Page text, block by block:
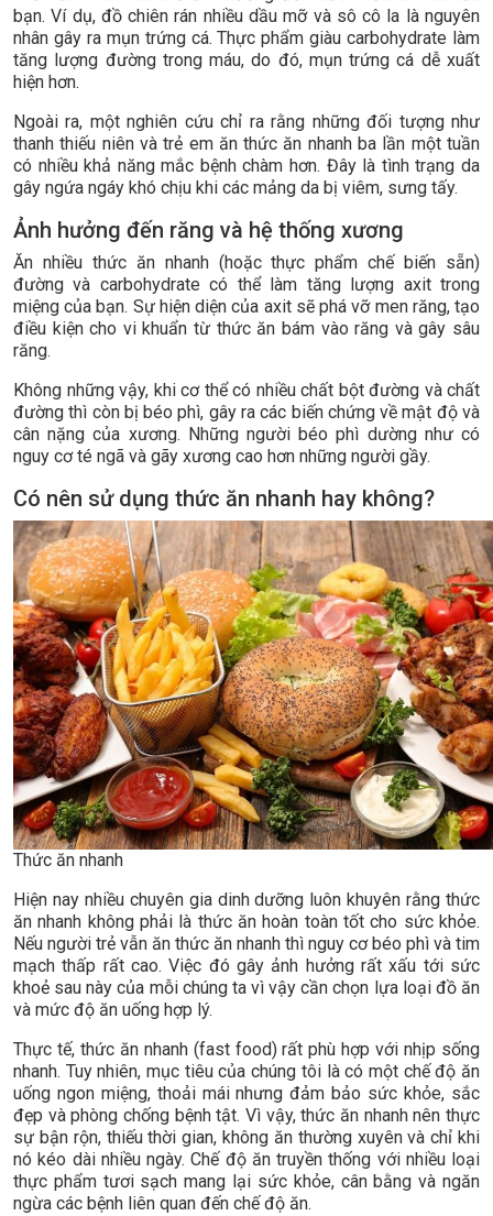
bạn. Ví dụ, đồ chiên rán nhiều dầu mỡ và sô cô la là nguyên
nhân gây ra mụn trứng cá. Thực phẩm giàu carbohydrate làm
tăng lượng đường trong máu, do đó, mụn trứng cá dễ xuất
hiện hơn.
Ngoài ra, một nghiên cứu chỉ ra rằng những đối tượng như
thanh thiếu niên và trẻ em ăn thức ăn nhanh ba lần một tuần
có nhiều khả năng mắc bệnh chàm hơn. Đây là tình trạng da
gây ngứa ngáy khó chịu khi các mảng da bị viêm, sưng tấy.
Ảnh hưởng đến răng và hệ thống xương
Ăn nhiều thức ăn nhanh (hoặc thực phẩm chế biến sẵn)
đường và carbohydrate có thể làm tăng lượng axit trong
miệng của bạn. Sự hiện diện của axit sẽ phá vỡ men răng, tạo
điều kiện cho vi khuẩn từ thức ăn bám vào răng và gây sâu
răng.
Không những vậy, khi cơ thể có nhiều chất bột đường và chất
đường thì còn bị béo phì, gây ra các biến chứng về mật độ và
cân nặng của xương. Những người béo phì dường như có
nguy cơ té ngã và gãy xương cao hơn những người gầy.
Có nên sử dụng thức ăn nhanh hay không?
Thức ăn nhanh
Hiện nay nhiều chuyên gia dinh dưỡng luôn khuyên rằng thức
ăn nhanh không phải là thức ăn hoàn toàn tốt cho sức khỏe.
Nếu người trẻ vẫn ăn thức ăn nhanh thì nguy cơ béo phì và tim
mạch thấp rất cao. Việc đó gây ảnh hưởng rất xấu tới sức
khoẻ sau này của mỗi chúng ta vì vậy cần chọn lựa loại đồ ăn
và mức độ ăn uống hợp lý.
Thực tế, thức ăn nhanh (fast food) rất phù hợp với nhịp sống
nhanh. Tuy nhiên, mục tiêu của chúng tôi là có một chế độ ăn
uống ngon miệng, thoải mái nhưng đảm bảo sức khỏe, sắc
đẹp và phòng chống bệnh tật. Vì vậy, thức ăn nhanh nên thực
sự bận rộn, thiếu thời gian, không ăn thường xuyên và chỉ khi
nó kéo dài nhiều ngày. Chế độ ăn truyền thống với nhiều loại
thực phẩm tươi sạch mang lại sức khỏe, cân bằng và ngăn
ngừa các bệnh liên quan đến chế độ ăn.